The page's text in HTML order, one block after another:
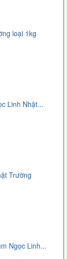
loại 1kg
Linh Nhật...
Trường
Ngọc Linh...